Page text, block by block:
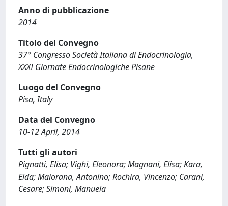
Anno di pubblicazione
2014
Titolo del Convegno
37° Congresso Società Italiana di Endocrinologia,
XXXI Giornate Endocrinologiche Pisane
Luogo del Convegno
Pisa, Italy
Data del Convegno
10-12 April, 2014
Tutti gli autori
Pignatti, Elisa; Vighi, Eleonora; Magnani, Elisa; Kara,
Elda; Maiorana, Antonino; Rochira, Vincenzo; Carani,
Cesare; Simoni, Manuela